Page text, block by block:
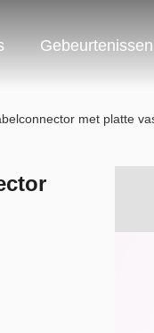
Gebeurtenissen
met platte